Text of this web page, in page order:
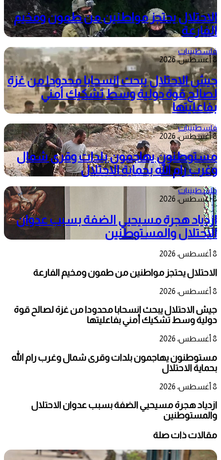
الاحتلال يحتجز مواطنين من طمون ومخيم
الفارعة
فلسطينيات
8 أغسطس، 2026
جيش الاحتلال يبحث انسحابا محدودا من غزة
لصالح قوة دولية وسط تشكيك أمني
بفاعليتها
فلسطينيات
8 أغسطس، 2026
مستوطنون يهاجمون بلدات وقرى شمال
وغرب رام الله بحماية الاحتلال
فلسطينيات
8 أغسطس، 2026
ازدياد هجرة مسيحيي الضفة بسبب عدوان
الاحتلال والمستوطنين
8 أغسطس، 2026
الاحتلال يحتجز مواطنين من طمون ومخيم الفارعة
8 أغسطس، 2026
جيش الاحتلال يبحث انسحابا محدودا من غزة لصالح قوة
دولية وسط تشكيك أمني بفاعليتها
8 أغسطس، 2026
مستوطنون يهاجمون بلدات وقرى شمال وغرب رام الله
بحماية الاحتلال
8 أغسطس، 2026
ازدياد هجرة مسيحيي الضفة بسبب عدوان الاحتلال
والمستوطنين
مقالات ذات صلة